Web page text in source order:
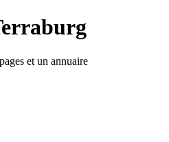
et un annuaire